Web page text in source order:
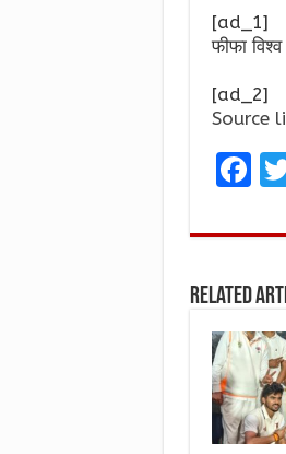
[ad_1]
फीफा
[ad_2]
Source
F
ce
o
o
k
Related